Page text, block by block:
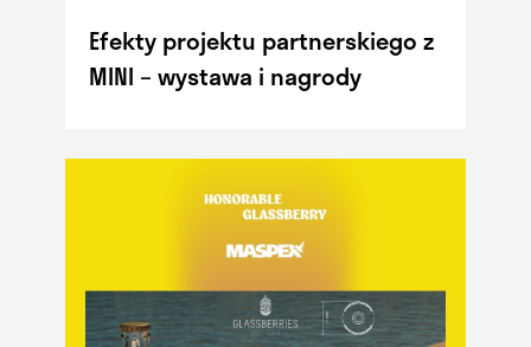
Efekty projektu partnerskiego z
MINI – wystawa i nagrody